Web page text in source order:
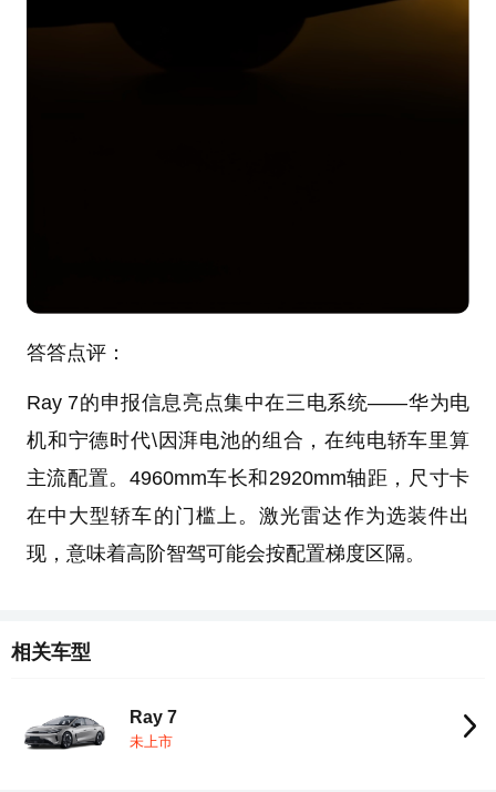
答答点评：
Ray 7的申报信息亮点集中在三电系统——华为电
机和宁德时代\因湃电池的组合，在纯电轿车里算
主流配置。4960mm车长和2920mm轴距，尺寸卡
在中大型轿车的门槛上。激光雷达作为选装件出
现，意味着高阶智驾可能会按配置梯度区隔。
相关车型
Ray 7
未上市